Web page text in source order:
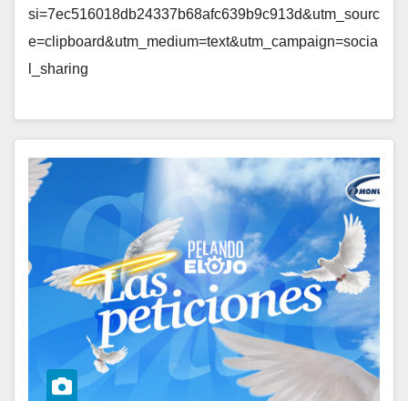
si=7ec516018db24337b68afc639b9c913d&utm_sourc
e=clipboard&utm_medium=text&utm_campaign=socia
l_sharing